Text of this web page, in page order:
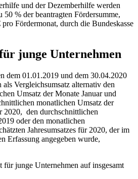
und der Dezemberhilfe werden
50 % der beantragten Fördersumme,
Fördermonat, durch die Bundeskasse
junge Unternehmen
dem 01.01.2019 und dem 30.04.2020
Vergleichsumsatz alternativ den
Umsatz der Monate Januar und
monatlichen Umsatz der
2020, den durchschnittlichen
oder den monatlichen
Jahresumsatzes für 2020, der im
Erfassung angegeben wurde,
junge Unternehmen auf insgesamt